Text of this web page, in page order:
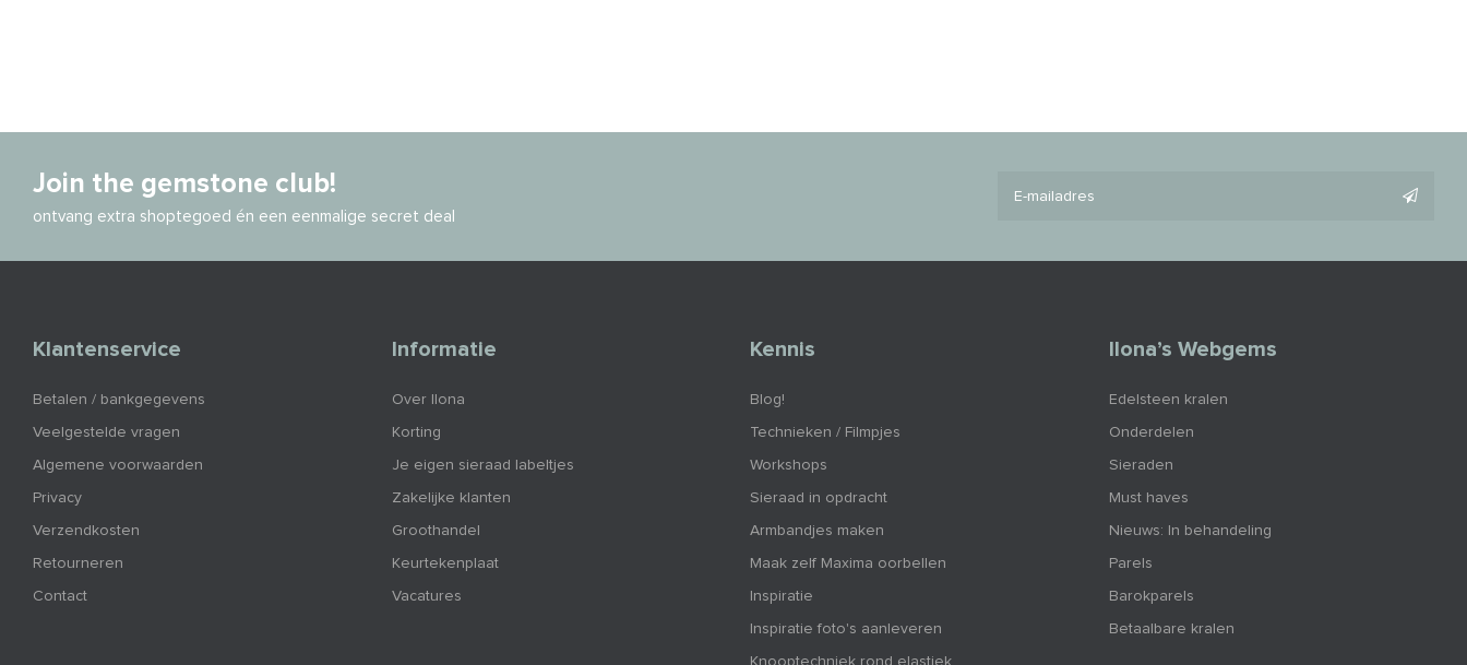
Join the gemstone club!
ontvang extra shoptegoed én een eenmalige secret deal
Klantenservice
Betalen / bankgegevens
Veelgestelde vragen
Algemene voorwaarden
Privacy
Verzendkosten
Retourneren
Contact
Informatie
Over Ilona
Korting
Je eigen sieraad labeltjes
Zakelijke klanten
Groothandel
Keurtekenplaat
Vacatures
Kennis
Blog!
Technieken / Filmpjes
Workshops
Sieraad in opdracht
Armbandjes maken
Maak zelf Maxima oorbellen
Inspiratie
Inspiratie foto's aanleveren
Ilona’s Webgems
Edelsteen kralen
Onderdelen
Sieraden
Must haves
Nieuws: In behandeling
Parels
Barokparels
Betaalbare kralen